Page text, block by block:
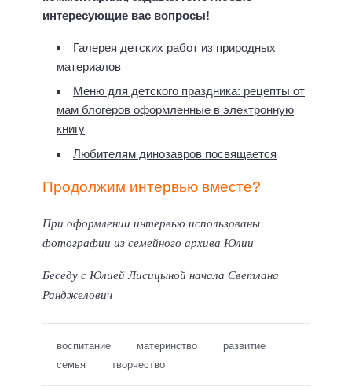
интересующие вас вопросы!
Галерея детских работ из природных
материалов
Меню для детского праздника: рецепты от
мам блогеров оформленные в электронную
книгу
Любителям динозавров посвящается
Продолжим интервью вместе?
При оформлении интервью использованы
фотографии из семейного архива Юлии
Беседу с Юлией Лисицыной начала Светлана
Ранджелович
воспитание материнство
развитие
семья
творчество